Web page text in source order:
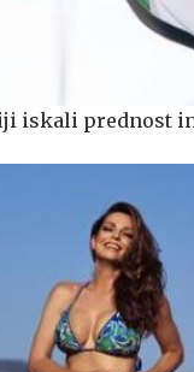
iskali prednost